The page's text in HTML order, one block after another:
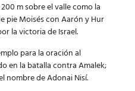
m sobre el valle como la
pie Moisés con Aarón y Hur
la victoria de Israel.
para la oración al
en la batalla contra Amalek;
nombre de Adonai Nisí.